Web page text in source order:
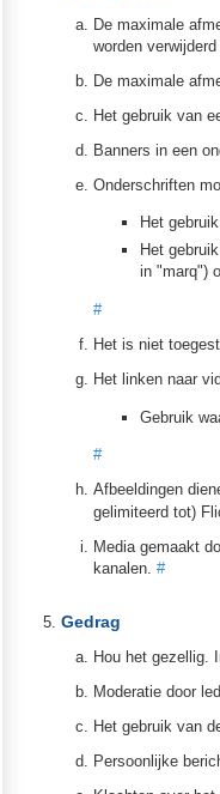
De maximale
worden
De maximale
Het gebruik van
Banners in een
Onderschriften
Het
Het
in "marq")
#
Het is niet
Het linken naar
Gebruik
#
Afbeeldingen
gelimiteerd tot)
Media gemaakt
kanalen. #
Gedrag
Hou het gezellig.
Moderatie door
Het gebruik van
Persoonlijke